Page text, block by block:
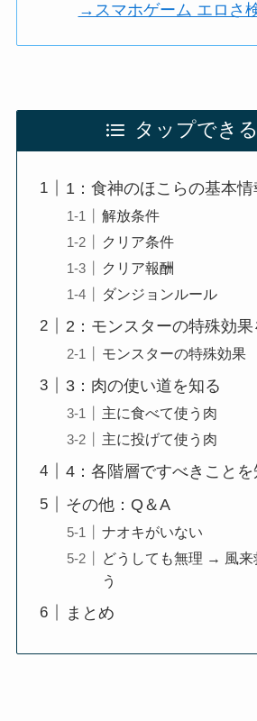
→スマホゲーム エロさ
タップでき
1：食神のほこらの基本情
解放条件
クリア条件
クリア報酬
ダンジョンルール
2：モンスターの特殊効果
モンスターの特殊効果
3：肉の使い道を知る
主に食べて使う肉
主に投げて使う肉
4：各階層ですべきことを
その他：Q＆A
ナオキがいない
どうしても無理 → 風来
う
まとめ